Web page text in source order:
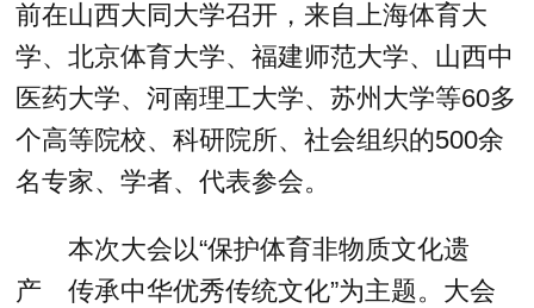
前在山西大同大学召开，来自上海体育大
学、北京体育大学、福建师范大学、山西中
医药大学、河南理工大学、苏州大学等60多
个高等院校、科研院所、社会组织的500余
名专家、学者、代表参会。
本次大会以“保护体育非物质文化遗
产 传承中华优秀传统文化”为主题。大会